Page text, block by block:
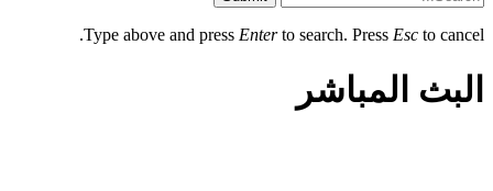
Type above and press Enterto search. Press Esc to cancel.
البث المباشر